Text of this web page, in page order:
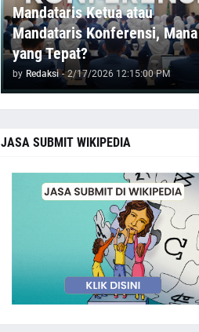
Mandataris Ketua atau
Mandataris Konferensi, Mana
yang Tepat?
by Redaksi - 2/17/2026 12:15:00 PM
JASA SUBMIT WIKIPEDIA